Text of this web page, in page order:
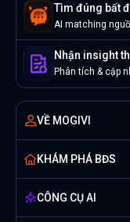
Tìm đúng bất
AI matching
Nhận insight
Phân tích & cập
VỀ MOGIVI
KHÁM PHÁ BĐS
CÔNG CỤ AI